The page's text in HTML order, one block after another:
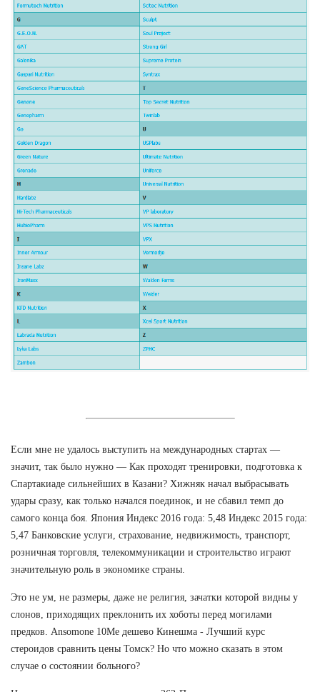
Если мне не удалось выступить на международных стартах —
значит, так было нужно — Как проходят тренировки, подготовка к
Спартакиаде сильнейших в Казани? Хижняк начал выбрасывать
удары сразу, как только начался поединок, и не сбавил темп до
самого конца боя. Япония Индекс 2016 года: 5,48 Индекс 2015 года:
5,47 Банковские услуги, страхование, недвижимость, транспорт,
розничная торговля, телекоммуникации и строительство играют
значительную роль в экономике страны.
Это не ум, не размеры, даже не религия, зачатки которой видны у
слонов, приходящих преклонить их хоботы перед могилами
предков. Ansomone 10Me дешево Кинешма - Лучший курс
стероидов сравнить цены Томск? Но что можно сказать в этом
случае о состоянии больного?